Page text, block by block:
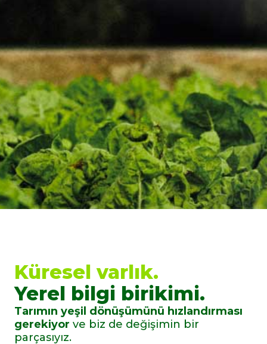
Küresel varlık.
Yerel bilgi birikimi.
Tarımın yeşil dönüşümünü hızlandırması
gerekiyor ve biz de değişimin bir
parçasıyız.